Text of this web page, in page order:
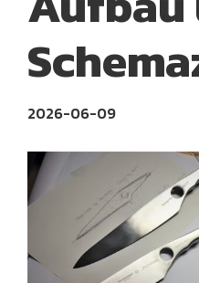
2026-06-09